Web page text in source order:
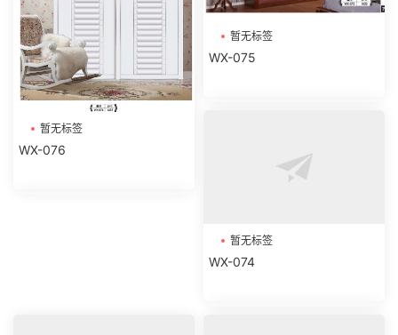
暂无标签
WX-076
暂无标签
WX-075
暂无标签
WX-074